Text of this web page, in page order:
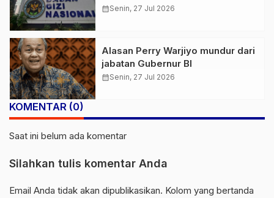
calendar_monthSenin, 27 Jul 2026
Alasan Perry Warjiyo mundur dari
jabatan Gubernur BI
calendar_monthSenin, 27 Jul 2026
KOMENTAR (0)
Saat ini belum ada komentar
Silahkan tulis komentar Anda
Email Anda tidak akan dipublikasikan. Kolom yang bertanda